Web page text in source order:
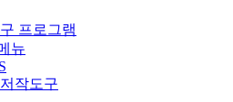
프로그램
뉴
작도구